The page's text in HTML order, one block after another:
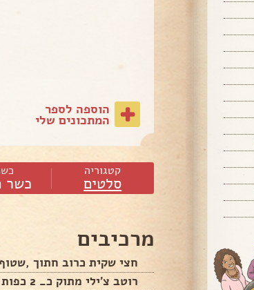
הוספה לספר
המתכונים שלי
קטגוריה
סלטים כשר
מרכיבים
חצי שקית כרוב חתוך ,שטוף
רוטב צ'ילי מתוק כ_ 2 כפות יפות